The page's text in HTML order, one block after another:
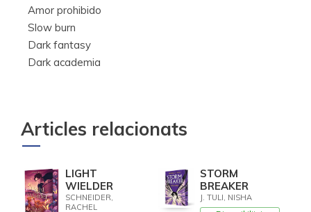
Amor prohibido
Slow burn
Dark fantasy
Dark academia
Articles relacionats
LIGHT
WIELDER
SCHNEIDER,
RACHEL
STORM
BREAKER
J. TULI, NISHA